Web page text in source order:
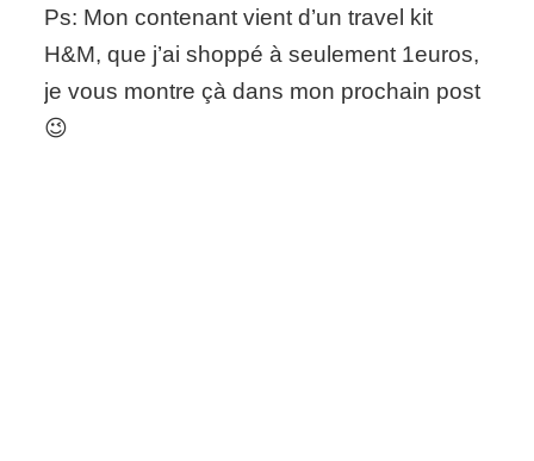
Ps: Mon contenant vient d’un travel kit
H&M, que j’ai shoppé à seulement 1euros,
je vous montre çà dans mon prochain post
😉